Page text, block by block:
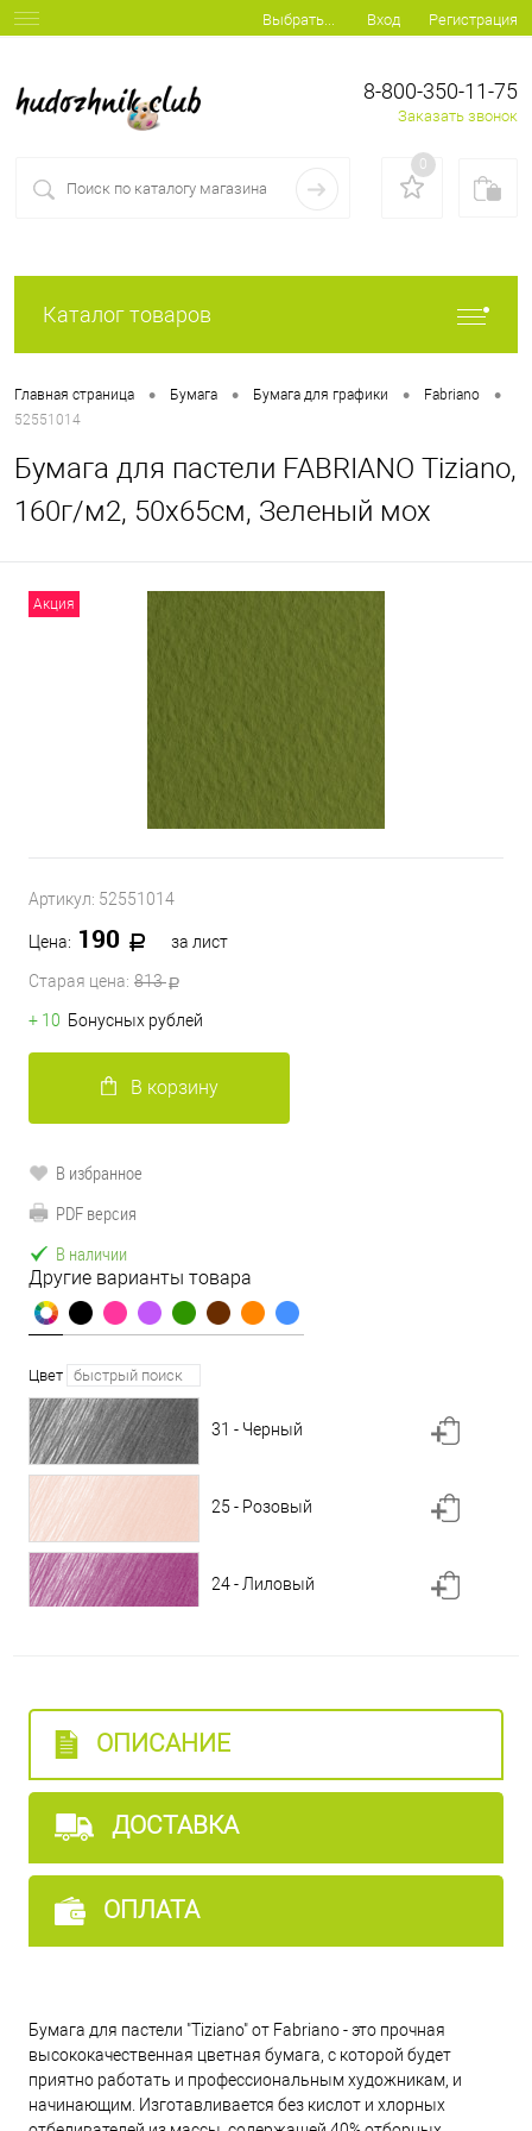
Выбрать... Вход Регистрация
8-800-350-11-75
Заказать звонок
0
Каталог товаров
Главная страница • Бумага • Бумага для графики • Fabriano •
52551014
Бумага для пастели FABRIANO Tiziano,
160г/м2, 50x65см, Зеленый мох
Акция
Артикул: 52551014
Цена: 190 за лист
Старая цена: 813
+ 10 Бонусных рублей
В корзину
В избранное
PDF версия
В наличии
Другие варианты товара
Цвет
31 - Черный
25 - Розовый
24 - Лиловый
45 - Синий Ирис
43 - Фисташковый
05 - Кремовый насыщенный
02 - Кремовый
ОПИСАНИЕ
ДОСТАВКА
ОПЛАТА
Бумага для пастели "Tiziano" от Fabriano - это прочная
высококачественная цветная бумага, с которой будет
приятно работать и профессиональным художникам, и
начинающим. Изготавливается без кислот и хлорных